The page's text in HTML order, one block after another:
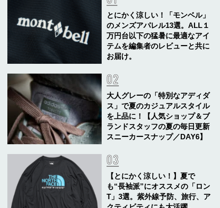
とにかく涼しい！「モンベル」
のメンズアパレル13選。ALL１
万円台以下の猛暑に最適なアイ
テムを編集者のレビューと共に
お届け。
大人グレーの「特別なアディダ
ス」で夏のカジュアルスタイル
を上品に！【人気ショップ＆ブ
ランドスタッフの夏の毎日更新
スニーカースナップ／DAY6】
【とにかく涼しい！】夏で
も“長袖派”にオススメの「ロン
T」3選。紫外線予防、旅行、ア